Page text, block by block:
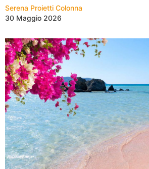
Serena Proietti Colonna
30 Maggio 2026